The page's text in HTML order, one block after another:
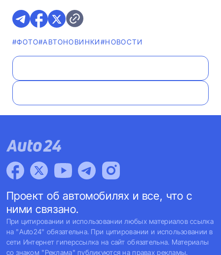
#ФОТО#AВТОНОВИНКИ#НОВОСТИ
Проект об автомобилях и все, что с
ними связано.
При цитировании и использовании любых материалов ссылка
на "Auto24" обязательна. При цитировании и использовании в
сети Интернет гиперссылка на сайт обязательна. Материалы
со знаком "Реклама" публикуются на правах рекламы.